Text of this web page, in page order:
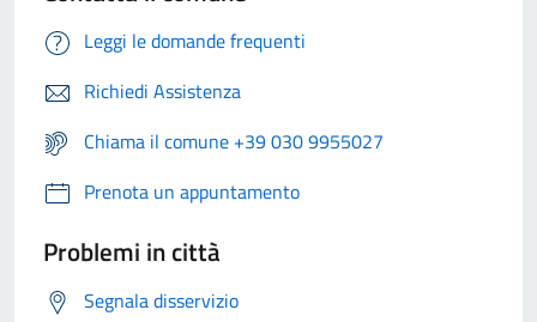
Leggi le domande frequenti
Richiedi Assistenza
Chiama il comune +39 030 9955027
Prenota un appuntamento
Problemi in città
Segnala disservizio